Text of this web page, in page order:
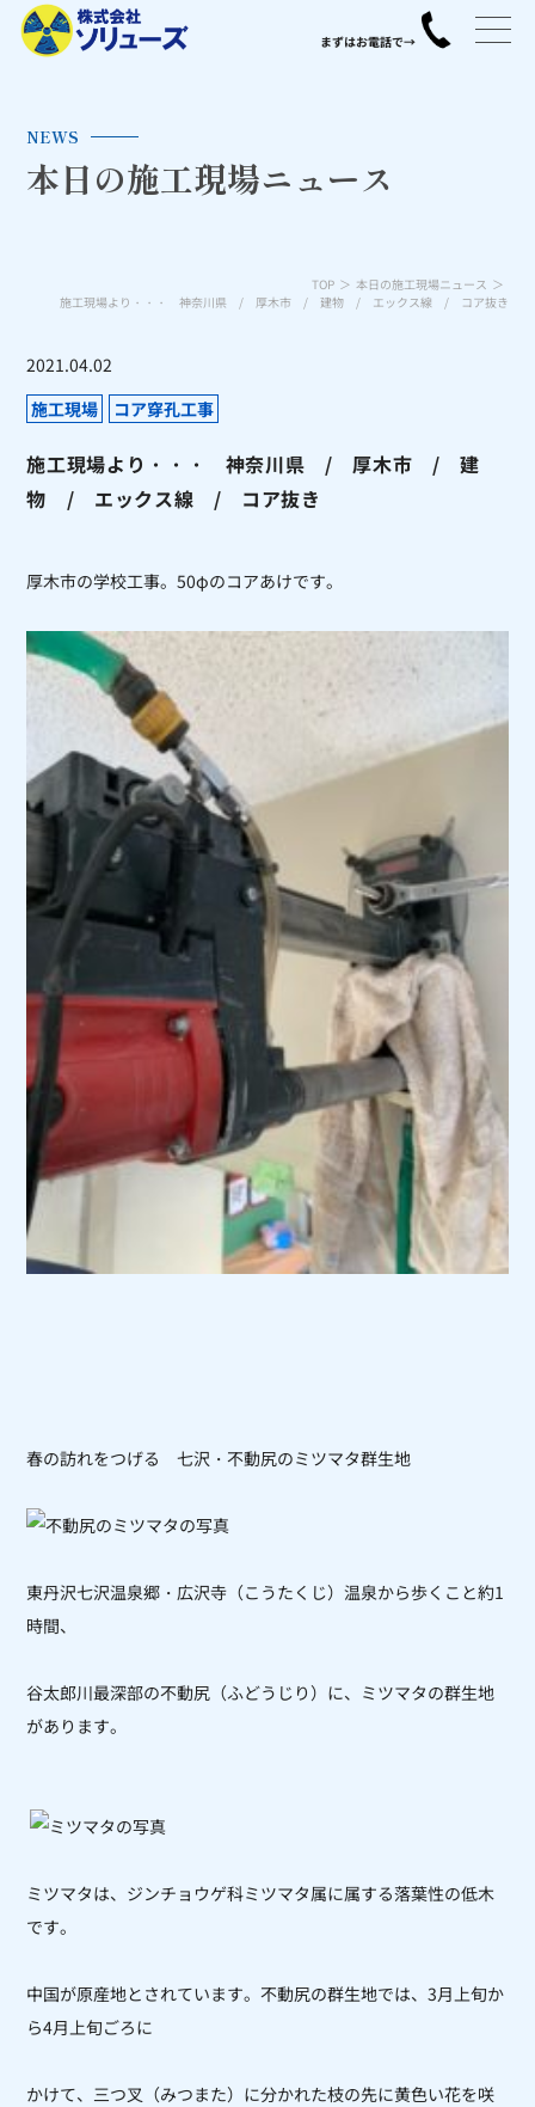
NEWS
本日の施工現場ニュース
TOP
本日の施工現場ニュース
施工現場より・・・ 神奈川県 / 厚木市 / 建物 / エックス線 / コア抜き
2021.04.02
施工現場
コア穿孔工事
施工現場より・・・ 神奈川県 / 厚木市 / 建
物 / エックス線 / コア抜き
厚木市の学校工事。50φのコアあけです。
春の訪れをつげる 七沢・不動尻のミツマタ群生地
東丹沢七沢温泉郷・広沢寺（こうたくじ）温泉から歩くこと約1
時間、
谷太郎川最深部の不動尻（ふどうじり）に、ミツマタの群生地
があります。
ミツマタは、ジンチョウゲ科ミツマタ属に属する落葉性の低木
です。
中国が原産地とされています。不動尻の群生地では、3月上旬か
ら4月上旬ごろに
かけて、 三つ叉（みつまた）に分かれた枝の先に黄色い花を咲